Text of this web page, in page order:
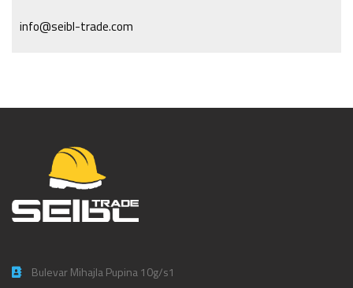
info@seibl-trade.com
Bulevar Mihajla Pupina 10g/s1